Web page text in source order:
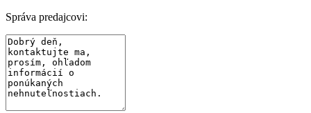
Správa predajcovi: